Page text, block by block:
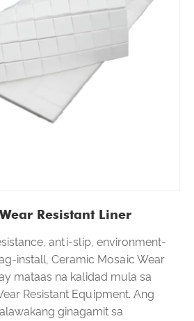
Resistant Liner
anti-slip, environment-
install, Ceramic Mosaic Wear
mataas na kalidad mula sa
Resistant Equipment. Ang
ginagamit sa